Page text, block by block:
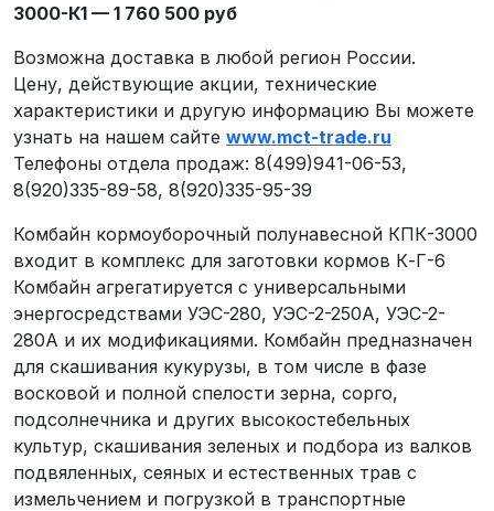
3000-К1 — 1 760 500 руб
Возможна доставка в любой регион России.
Цену, действующие акции, технические
характеристики и другую информацию Вы можете
узнать на нашем сайте www.mct-trade.ru
Телефоны отдела продаж: 8(499)941-06-53,
8(920)335-89-58, 8(920)335-95-39
Комбайн кормоуборочный полунавесной КПК-3000
входит в комплекс для заготовки кормов К-Г-6
Комбайн агрегатируется с универсальными
энергосредствами УЭС-280, УЭС-2-250А, УЭС-2-
280А и их модификациями. Комбайн предназначен
для скашивания кукурузы, в том числе в фазе
восковой и полной спелости зерна, сорго,
подсолнечника и других высокостебельных
культур, скашивания зеленых и подбора из валков
подвяленных, сеяных и естественных трав с
измельчением и погрузкой в транспортные